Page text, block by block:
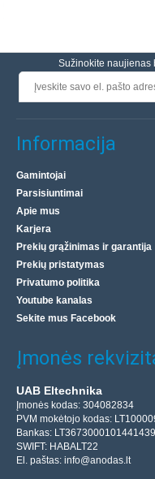
Sužinokite naujienas
Informacija
Gamintojai
Parsisiuntimai
Apie mus
Karjera
Prekių grąžinimas ir garantija
Prekių pristatymas
Privatumo politika
Youtube kanalas
Sekite mus Facebook
Įmonės
UAB Eltechnika
Įmonės kodas: 304082834
PVM mokėtojo kodas:
Bankas:
SWIFT: HABALT22
El. paštas: info@anodas.lt